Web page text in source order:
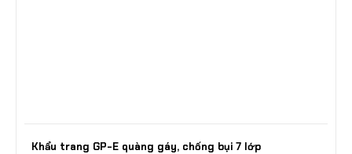
Khẩu trang GP-E quàng gáy, chống bụi 7 lớp